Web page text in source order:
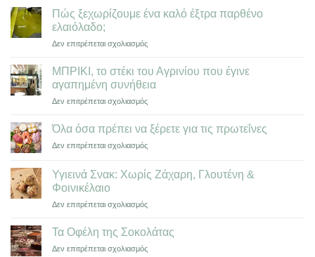
το
θησαυρός
την
υγεία
Πώς ξεχωρίζoυμε ένα καλό έξτρα παρθένο
ελαιόλαδο;
Δεν επιτρέπεται σχολιασμόςστο
ξεχωρίζoυμε
καλό
έξτρα
ελαιόλαδο;
ΜΠΡΙΚΙ, το στέκι του Αγρινίου που έγινε
αγαπημένη συνήθεια
Δεν επιτρέπεται σχολιασμόςστο
το
στέκι
του
που
συνήθεια
Όλα όσα πρέπει να ξέρετε για τις πρωτεΐνες
Δεν επιτρέπεται σχολιασμόςστο
όσα
πρέπει
ξέρετε
τις
πρωτεΐνες
Υγιεινά Σνακ: Χωρίς Ζάχαρη, Γλουτένη &
Φοινικέλαιο
Δεν επιτρέπεται σχολιασμόςστο
Σνακ:
Ζάχαρη,
Τα Οφέλη της Σοκολάτας
Δεν επιτρέπεται σχολιασμόςστο